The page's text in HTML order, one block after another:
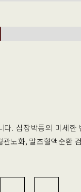
. 심장박동의 미세한
노화, 말초혈액순환